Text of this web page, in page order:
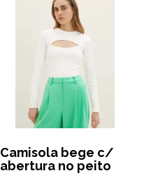
Camisola bege c/
abertura no peito